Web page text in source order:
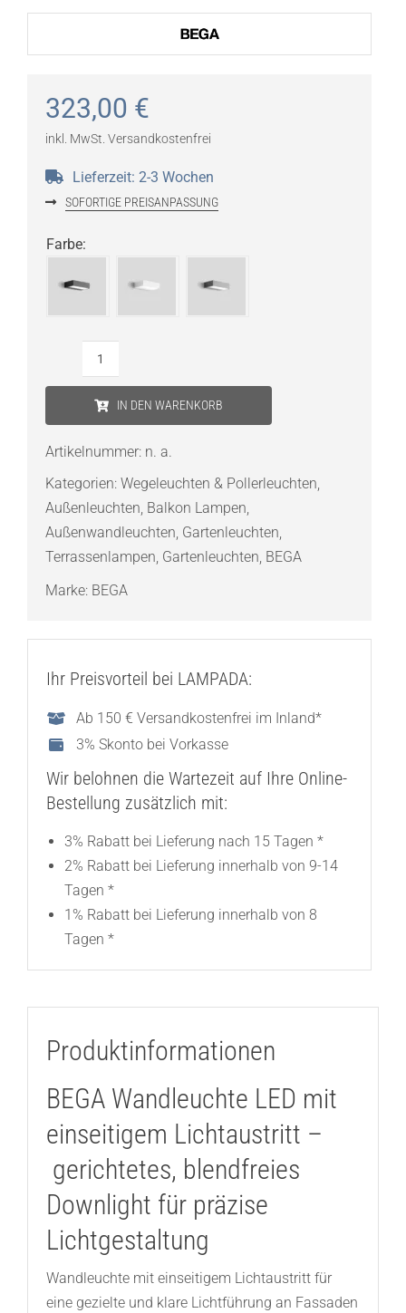
323,00 €
inkl. MwSt. Versandkostenfrei
Lieferzeit: 2-3 Wochen
SOFORTIGE PREISANPASSUNG
Farbe:
Lichtaustritt
Menge
IN DEN WARENKORB
Artikelnummer: n. a.
Kategorien: Wegeleuchten & Pollerleuchten,
Außenleuchten, Balkon Lampen,
Außenwandleuchten, Gartenleuchten,
Terrassenlampen, Gartenleuchten, BEGA
Marke: BEGA
Ihr Preisvorteil bei LAMPADA:
Ab 150 € Versandkostenfrei im Inland*
3% Skonto bei Vorkasse
Wir belohnen die Wartezeit auf Ihre Online-
Bestellung zusätzlich mit:
3% Rabatt bei Lieferung nach 15 Tagen *
2% Rabatt bei Lieferung innerhalb von 9-14
Tagen *
1% Rabatt bei Lieferung innerhalb von 8
Tagen *
Produktinformationen
BEGA Wandleuchte LED mit
einseitigem Lichtaustritt –
gerichtetes, blendfreies
Downlight für präzise
Lichtgestaltung
Wandleuchte mit einseitigem Lichtaustritt für
eine gezielte und klare Lichtführung an Fassaden